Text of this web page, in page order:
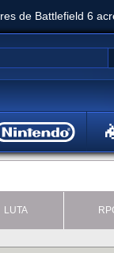
de Battlefield 6
33 já
LUTA